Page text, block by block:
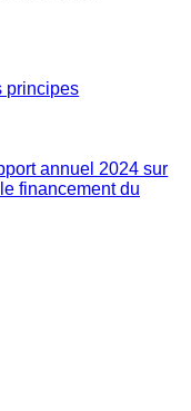
principes
annuel 2024 sur
financement du